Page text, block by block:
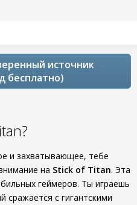
источник
бесплатно)
и захватывающее, тебе
на Stick of Titan. Эта
геймеров. Ты играешь
сражается с гигантскими